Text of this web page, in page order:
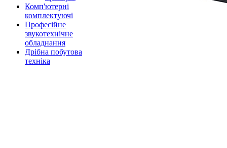
Комп'ютерні
комплектуючі
Професійне
звукотехнічне
обладнання
Дрібна побутова
техніка